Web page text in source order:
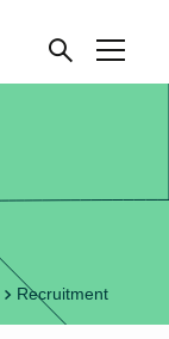
Recruitment